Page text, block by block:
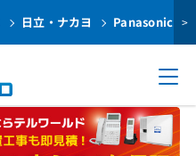
日立・ナカヨ Panasonic >